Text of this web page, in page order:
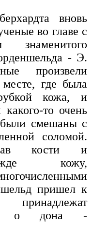
вновь
во главе с
знаменитого
- Э.
произвели
где была
кожа, и
то очень
были смешаны с
соломой.
кости и
кожу,
пришел к
о дона -